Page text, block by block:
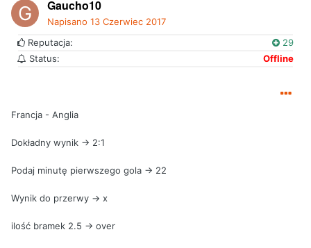
Gaucho10
Napisano 13 Czerwiec 2017
Reputacja:
29
Status:
Offline
Francja - Anglia
Dokładny wynik -> 2:1
Podaj minutę pierwszego gola -> 22
Wynik do przerwy -> x
ilość bramek 2.5 -> over